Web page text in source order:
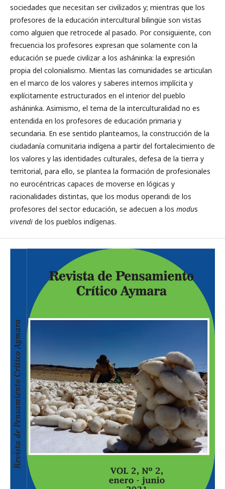
sociedades que necesitan ser civilizados y; mientras que los
profesores de la educación intercultural bilingüe son vistas
como alguien que retrocede al pasado. Por consiguiente, con
frecuencia los profesores expresan que solamente con la
educación se puede civilizar a los asháninka: la expresión
propia del colonialismo. Mientas las comunidades se articulan
en el marco de los valores y saberes internos implícita y
explícitamente estructurados en el interior del pueblo
asháninka. Asimismo, el tema de la interculturalidad no es
entendida en los profesores de educación primaria y
secundaria. En ese sentido planteamos, la construcción de la
ciudadanía comunitaria indígena a partir del fortalecimiento de
los valores y las identidades culturales, defesa de la tierra y
territorial, para ello, se plantea la formación de profesionales
no eurocéntricas capaces de moverse en lógicas y
racionalidades distintas, que los modus operandi de los
profesores del sector educación, se adecuen a los modus
vivendi de los pueblos indígenas.